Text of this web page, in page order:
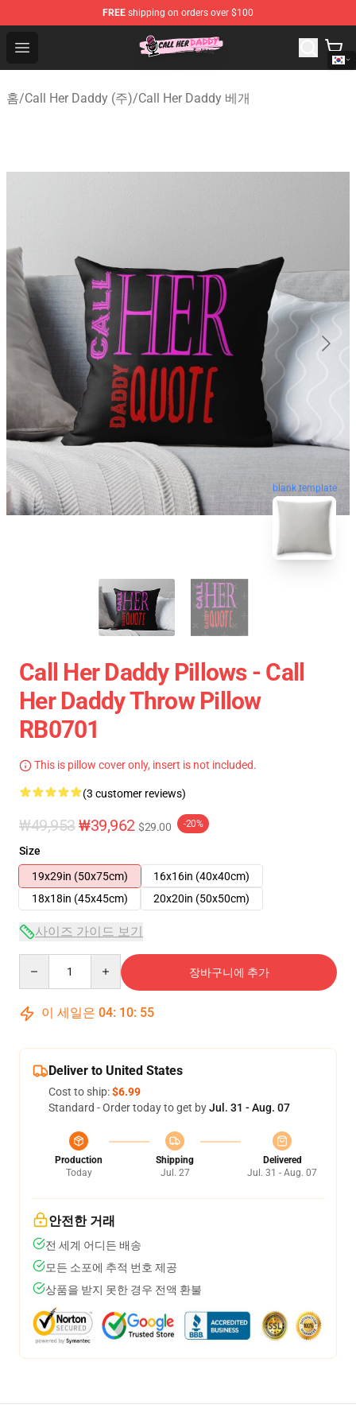
FREE shipping on orders over $100
Open menu
Call Her Daddy Store - Official Call Her Daddy
홈/Call Her Daddy (주)/Call Her Daddy 베개
blank template
Call Her Daddy Pillows - Call
Her Daddy Throw Pillow
RB0701
This is pillow cover only, insert is not included.
(3 customer reviews)
₩49,953 ₩39,962 $29.00 -20%
Size
19x29in (50x75cm)
16x16in (40x40cm)
18x18in (45x45cm)
20x20in (50x50cm)
사이즈 가이드 보기
장바구니에 추가
이 세일은 04: 10: 54
Deliver to United States
Cost to ship:$6.99
Standard - Order today to get byJul. 31 - Aug. 07
Production
Today
Shipping
Jul. 27
Delivered
Jul. 31 - Aug. 07
안전한 거래
전 세계 어디든 배송
모든 소포에 추적 번호 제공
상품을 받지 못한 경우 전액 환불